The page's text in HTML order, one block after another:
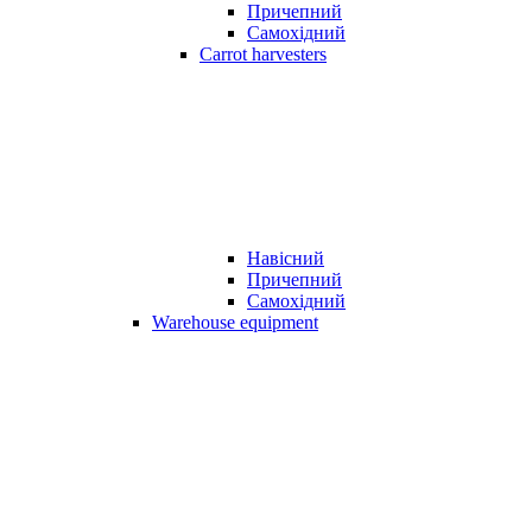
Причепний
Самохідний
Carrot harvesters
Навісний
Причепний
Самохідний
Warehouse equipment